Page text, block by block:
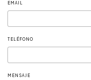
EMAIL
TELÉFONO
MENSAJE